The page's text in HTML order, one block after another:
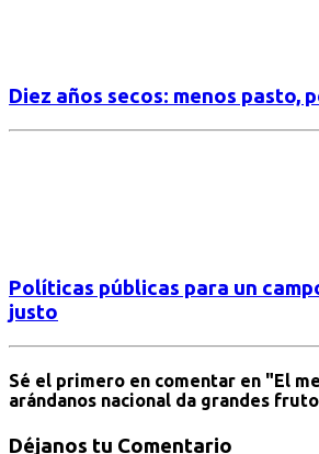
Diez años secos: menos pasto,
Políticas públicas para un
justo
Sé el primero en comentar en "El
arándanos nacional da grandes
Déjanos tu Comentario